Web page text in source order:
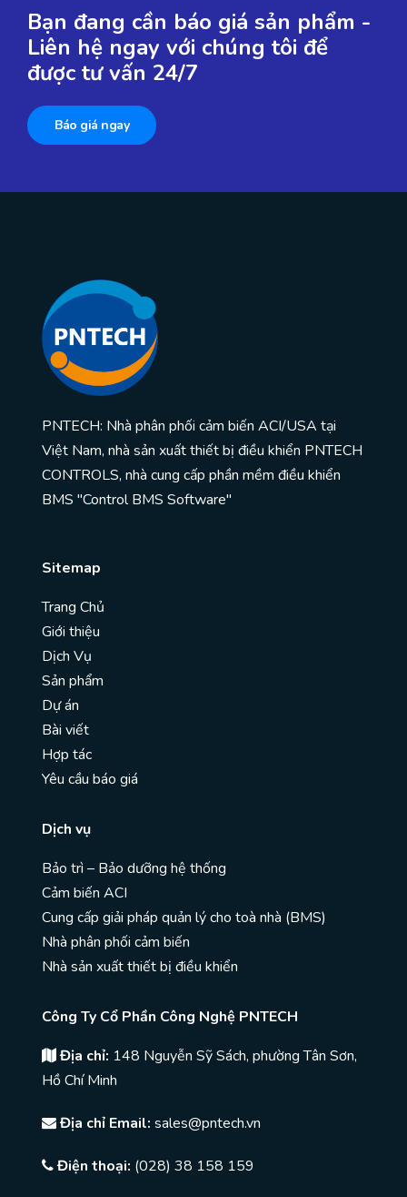
Bạn đang cần báo giá sản phẩm -
Liên hệ ngay với chúng tôi để
được tư vấn 24/7
Báo giá ngay
PNTECH: Nhà phân phối cảm biến ACI/USA tại
Việt Nam, nhà sản xuất thiết bị điều khiển PNTECH
CONTROLS, nhà cung cấp phần mềm điều khiển
BMS "Control BMS Software"
Sitemap
Trang Chủ
Giới thiệu
Dịch Vụ
Sản phẩm
Dự án
Bài viết
Hợp tác
Yêu cầu báo giá
Dịch vụ
Bảo trì – Bảo dưỡng hệ thống
Cảm biến ACI
Cung cấp giải pháp quản lý cho toà nhà (BMS)
Nhà phân phối cảm biến
Nhà sản xuất thiết bị điều khiển
Công Ty Cổ Phần Công Nghệ PNTECH
Địa chỉ: 148 Nguyễn Sỹ Sách, phường Tân Sơn,
Hồ Chí Minh
Địa chỉ Email: sales@pntech.vn
Điện thoại: (028) 38 158 159